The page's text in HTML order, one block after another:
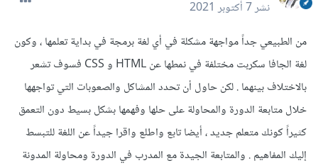
نشر7 أكتوبر 2021
من الطبيعي جداً مواجهة مشكلة في أي لغة برمجة في بداية تعلمها ، وكون
لغة الجافا سكربت مختلفة في نمطها عن HTML و CSS فسوف تشعر
بالاختلاف بينهما . لكن حاول أن تحدد المشاكل والصعوبات التي تواجهها
خلال متابعة الدورة والمحاولة على حلها وفهمها بشكل بسيط دون التعمق
كثيراً كونك متعلم جديد ، أيضا تابع واطلع واقرا جيداً عن اللغة للتبسط
إليك المفاهيم . والمتابعة الجيدة مع المدرب في الدورة ومحاولة المدونة